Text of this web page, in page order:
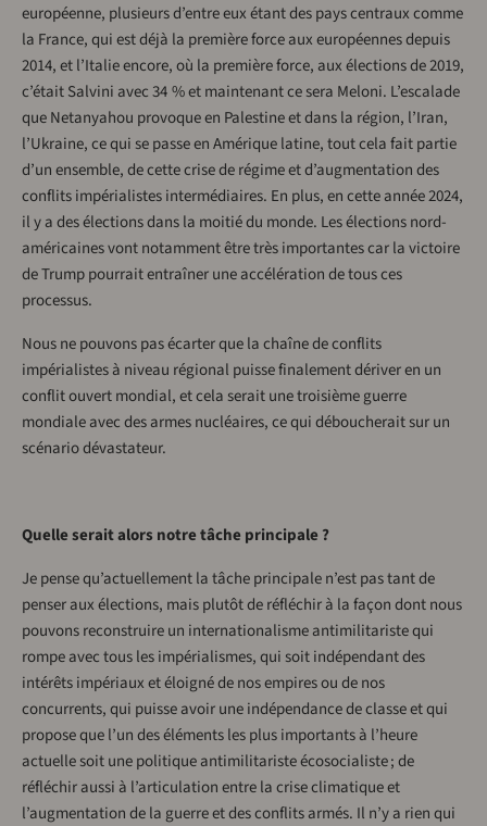
européenne, plusieurs d’entre eux étant des pays centraux comme
la France, qui est déjà la première force aux européennes depuis
2014, et l’Italie encore, où la première force, aux élections de 2019,
c’était Salvini avec 34 % et maintenant ce sera Meloni. L’escalade
que Netanyahou provoque en Palestine et dans la région, l’Iran,
l’Ukraine, ce qui se passe en Amérique latine, tout cela fait partie
d’un ensemble, de cette crise de régime et d’augmentation des
conflits impérialistes intermédiaires. En plus, en cette année 2024,
il y a des élections dans la moitié du monde. Les élections nord-
américaines vont notamment être très importantes car la victoire
de Trump pourrait entraîner une accélération de tous ces
processus.
Nous ne pouvons pas écarter que la chaîne de conflits
impérialistes à niveau régional puisse finalement dériver en un
conflit ouvert mondial, et cela serait une troisième guerre
mondiale avec des armes nucléaires, ce qui déboucherait sur un
scénario dévastateur.
Quelle serait alors notre tâche principale ?
Je pense qu’actuellement la tâche principale n’est pas tant de
penser aux élections, mais plutôt de réfléchir à la façon dont nous
pouvons reconstruire un internationalisme antimilitariste qui
rompe avec tous les impérialismes, qui soit indépendant des
intérêts impériaux et éloigné de nos empires ou de nos
concurrents, qui puisse avoir une indépendance de classe et qui
propose que l’un des éléments les plus importants à l’heure
actuelle soit une politique antimilitariste écosocialiste ; de
réfléchir aussi à l’articulation entre la crise climatique et
l’augmentation de la guerre et des conflits armés. Il n’y a rien qui